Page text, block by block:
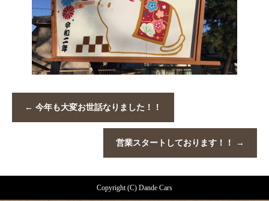
← 今年も大変お世話なりました！！
営業スタートしております！！ →
Copyright (C) Dande Cars